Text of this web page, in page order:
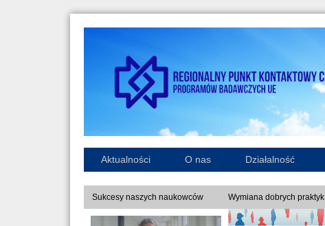
Aktualności O nas Działalność
Sukcesy naszych naukowców Wymiana dobrych praktyk